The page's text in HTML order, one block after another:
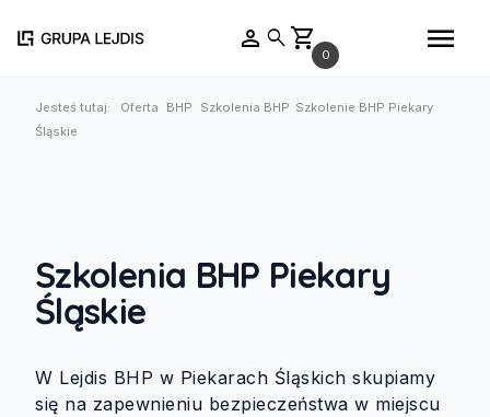
person searchshopping_cart 0 menu
Jesteś tutaj: Oferta BHP Szkolenia BHP Szkolenie BHP Piekary
Śląskie
Szkolenia BHP Piekary
Śląskie
W Lejdis BHP w Piekarach Śląskich skupiamy
się na zapewnieniu bezpieczeństwa w miejscu